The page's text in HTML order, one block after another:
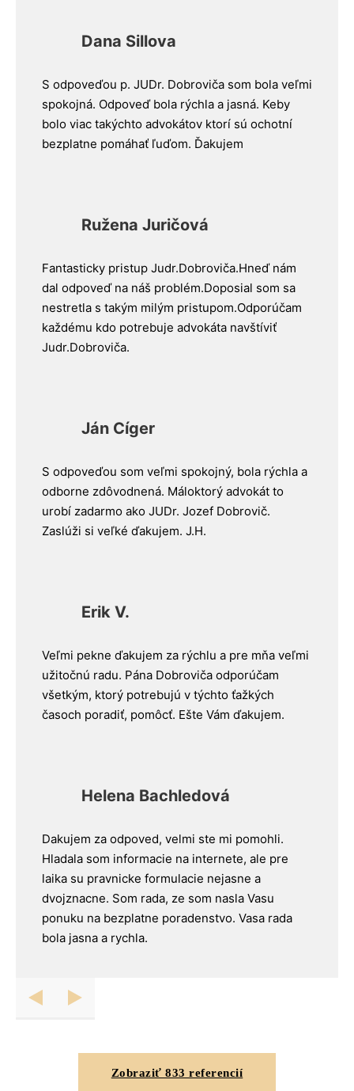
Dana Sillova
S odpoveďou p. JUDr. Dobroviča som bola veľmi
spokojná. Odpoveď bola rýchla a jasná. Keby
bolo viac takýchto advokátov ktorí sú ochotní
bezplatne pomáhať ľuďom. Ďakujem
Ružena Juričová
Fantasticky pristup Judr.Dobroviča.Hneď nám
dal odpoveď na náš problém.Doposial som sa
nestretla s takým milým pristupom.Odporúčam
každému kdo potrebuje advokáta navštíviť
Judr.Dobroviča.
Ján Cíger
S odpoveďou som veľmi spokojný, bola rýchla a
odborne zdôvodnená. Máloktorý advokát to
urobí zadarmo ako JUDr. Jozef Dobrovič.
Zaslúži si veľké ďakujem. J.H.
Erik V.
Veľmi pekne ďakujem za rýchlu a pre mňa veľmi
užitočnú radu. Pána Dobroviča odporúčam
všetkým, ktorý potrebujú v týchto ťažkých
časoch poradiť, pomôcť. Ešte Vám ďakujem.
Helena Bachledová
Dakujem za odpoved, velmi ste mi pomohli.
Hladala som informacie na internete, ale pre
laika su pravnicke formulacie nejasne a
dvojznacne. Som rada, ze som nasla Vasu
ponuku na bezplatne poradenstvo. Vasa rada
bola jasna a rychla.
Zobraziť 833 referencií